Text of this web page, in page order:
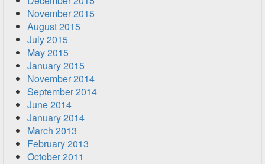
November 2015
August 2015
July 2015
May 2015
January 2015
November 2014
September 2014
June 2014
January 2014
March 2013
February 2013
October 2011